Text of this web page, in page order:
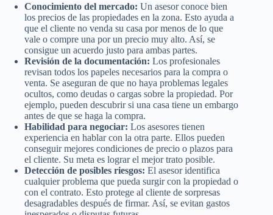
Conocimiento del mercado: Un asesor conoce bien
los precios de las propiedades en la zona. Esto ayuda a
que el cliente no venda su casa por menos de lo que
vale o compre una por un precio muy alto. Así, se
consigue un acuerdo justo para ambas partes.
Revisión de la documentación: Los profesionales
revisan todos los papeles necesarios para la compra o
venta. Se aseguran de que no haya problemas legales
ocultos, como deudas o cargas sobre la propiedad. Por
ejemplo, pueden descubrir si una casa tiene un embargo
antes de que se haga la compra.
Habilidad para negociar: Los asesores tienen
experiencia en hablar con la otra parte. Ellos pueden
conseguir mejores condiciones de precio o plazos para
el cliente. Su meta es lograr el mejor trato posible.
Detección de posibles riesgos: El asesor identifica
cualquier problema que pueda surgir con la propiedad o
con el contrato. Esto protege al cliente de sorpresas
desagradables después de firmar. Así, se evitan gastos